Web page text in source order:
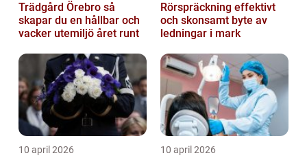
Trädgård Örebro så
skapar du en hållbar och
vacker utemiljö året runt
Rörspräckning effektivt
och skonsamt byte av
ledningar i mark
10 april 2026 10 april 2026